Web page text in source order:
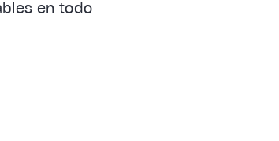
en todo